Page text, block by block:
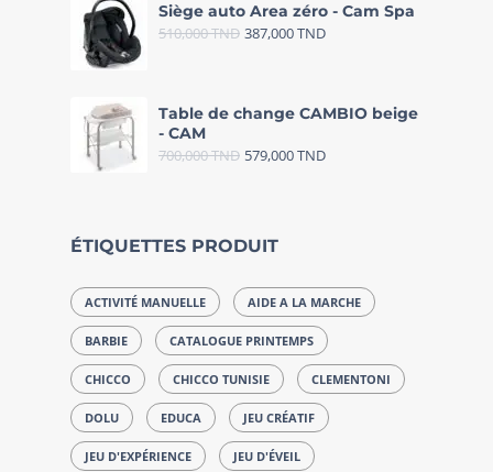
Siège auto Area zéro - Cam Spa
510,000TND 387,000TND
Table de change CAMBIO beige
- CAM
700,000TND 579,000TND
ÉTIQUETTES PRODUIT
ACTIVITÉ MANUELLE AIDE A LA MARCHE
BARBIE CATALOGUE PRINTEMPS
CHICCO CHICCO TUNISIE CLEMENTONI
DOLU EDUCA JEU CRÉATIF
JEU D'EXPÉRIENCE JEU D'ÉVEIL